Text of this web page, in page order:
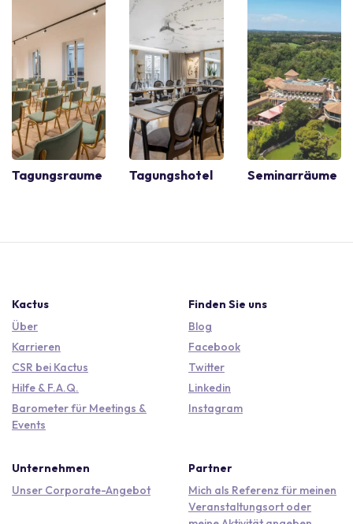
Tagungsraume Tagungshotel Seminarräume
Kactus
Über
Karrieren
CSR bei Kactus
Hilfe & F.A.Q.
Barometer für Meetings &
Events
Finden Sie uns
Blog
Facebook
Twitter
Linkedin
Instagram
Unternehmen
Unser Corporate-Angebot
Partner
Mich als Referenz für meinen
Veranstaltungsort oder